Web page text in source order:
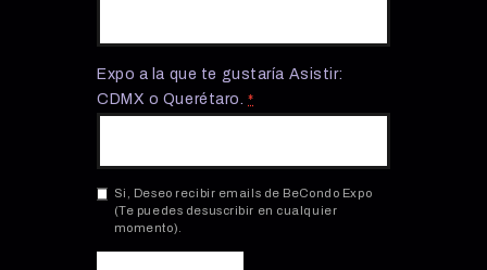
Expo a la que te gustaría Asistir:
CDMX o Querétaro.*
Si, Deseo recibir emails de BeCondo Expo
(Te puedes desuscribir en cualquier
momento).